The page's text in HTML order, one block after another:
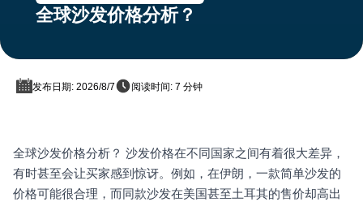
首页
全球沙发价格分析？
发布日期: 2026/8/7 阅读时间: 7 分钟
全球沙发价格分析？ 沙发价格在不同国家之间有着很大差异，
有时甚至会让买家感到惊讶。例如，在伊朗，一款简单沙发的
价格可能很合理，而同款沙发在美国甚至土耳其的售价却高出